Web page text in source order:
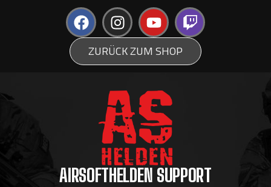
ZURÜCK ZUM SHOP
AIRSOFTHELDEN SUPPORT